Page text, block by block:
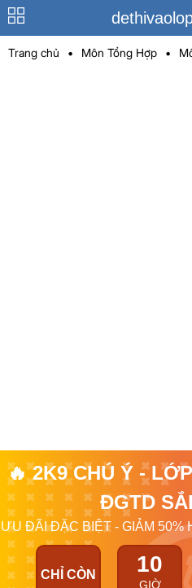
Trang chủ • Môn Tổng Hợp •
🔥 2K9 CHÚ Ý -
ĐGTD
ƯU ĐÃI ĐẶC BIỆT - GIẢM 50%
CHỈ CÒN 09
GIỜ